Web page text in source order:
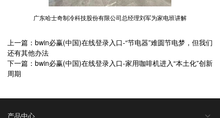
广东哈士奇制冷科技股份有限公司总经理刘军为家电班讲解
上一篇：bwin必赢(中国)在线登录入口-“节电器”难圆节电梦，但我们
还有其他办法
下一篇：bwin必赢(中国)在线登录入口-家用咖啡机进入“本土化”创新
周期
产品中心